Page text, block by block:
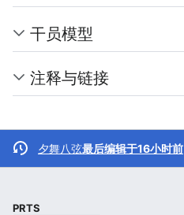
干员模型
注释与链接
夕舞八弦最后编辑于16小时前
PRTS